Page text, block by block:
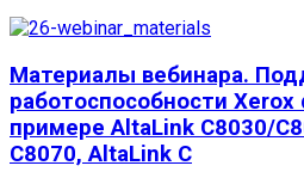
Материалы вебинара.
работоспособности
примере AltaLink C8030/
С8070, AltaLink C